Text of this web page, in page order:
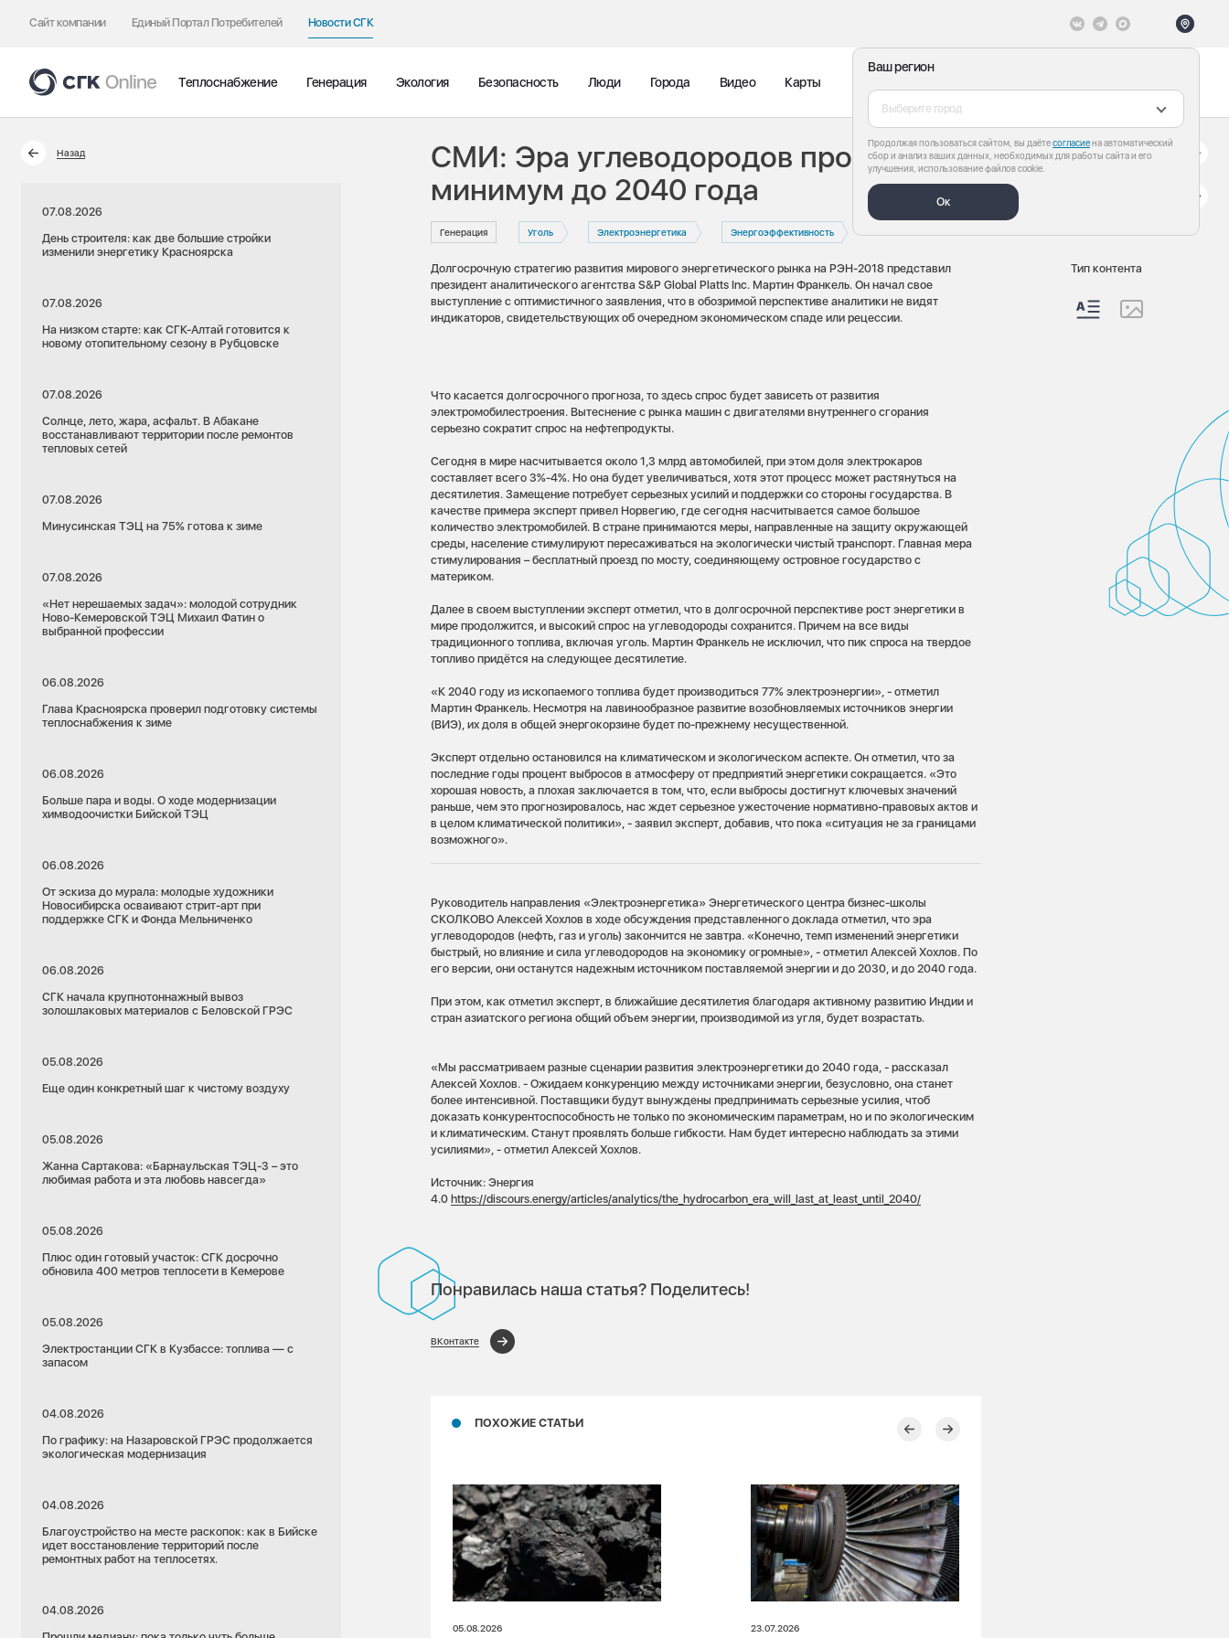
Сайт компании Единый Портал Потребителей Новости СГК
Ваш регион
Выберите город
Продолжая пользоваться сайтом, вы даётесогласиена автоматический
сбор и анализ ваших данных, необходимых для работы сайта и его
улучшения, использование файлов cookie.
Ок
Теплоснабжение Генерация Экология Безопасность Люди Города Видео Карты
Назад
07.08.2026
День строителя: как две большие стройки
изменили энергетику Красноярска
07.08.2026
На низком старте: как СГК-Алтай готовится к
новому отопительному сезону в Рубцовске
07.08.2026
Солнце, лето, жара, асфальт. В Абакане
восстанавливают территории после ремонтов
тепловых сетей
07.08.2026
Минусинская ТЭЦ на 75% готова к зиме
07.08.2026
«Нет нерешаемых задач»: молодой сотрудник
Ново-Кемеровской ТЭЦ Михаил Фатин о
выбранной профессии
06.08.2026
Глава Красноярска проверил подготовку системы
теплоснабжения к зиме
06.08.2026
Больше пара и воды. О ходе модернизации
химводоочистки Бийской ТЭЦ
06.08.2026
От эскиза до мурала: молодые художники
Новосибирска осваивают стрит-арт при
поддержке СГК и Фонда Мельниченко
06.08.2026
СГК начала крупнотоннажный вывоз
золошлаковых материалов с Беловской ГРЭС
05.08.2026
Еще один конкретный шаг к чистому воздуху
05.08.2026
Жанна Сартакова: «Барнаульская ТЭЦ-3 – это
любимая работа и эта любовь навсегда»
05.08.2026
Плюс один готовый участок: СГК досрочно
обновила 400 метров теплосети в Кемерове
05.08.2026
Электростанции СГК в Кузбассе: топлива — с
запасом
04.08.2026
По графику: на Назаровской ГРЭС продолжается
экологическая модернизация
04.08.2026
Благоустройство на месте раскопок: как в Бийске
идет восстановление территорий после
ремонтных работ на теплосетях.
04.08.2026
СМИ: Эра углеводородов продлится
минимум до 2040 года
Генерация Уголь Электроэнергетика Энергоэффективность
Долгосрочную стратегию развития мирового энергетического рынка на РЭН-2018 представил
президент аналитического агентства S&P Global Platts Inc. Мартин Франкель. Он начал свое
выступление с оптимистичного заявления, что в обозримой перспективе аналитики не видят
индикаторов, свидетельствующих об очередном экономическом спаде или рецессии.
Что касается долгосрочного прогноза, то здесь спрос будет зависеть от развития
электромобилестроения. Вытеснение с рынка машин с двигателями внутреннего сгорания
серьезно сократит спрос на нефтепродукты.
Сегодня в мире насчитывается около 1,3 млрд автомобилей, при этом доля электрокаров
составляет всего 3%-4%. Но она будет увеличиваться, хотя этот процесс может растянуться на
десятилетия. Замещение потребует серьезных усилий и поддержки со стороны государства. В
качестве примера эксперт привел Норвегию, где сегодня насчитывается самое большое
количество электромобилей. В стране принимаются меры, направленные на защиту окружающей
среды, население стимулируют пересаживаться на экологически чистый транспорт. Главная мера
стимулирования – бесплатный проезд по мосту, соединяющему островное государство с
материком.
Далее в своем выступлении эксперт отметил, что в долгосрочной перспективе рост энергетики в
мире продолжится, и высокий спрос на углеводороды сохранится. Причем на все виды
традиционного топлива, включая уголь. Мартин Франкель не исключил, что пик спроса на твердое
топливо придётся на следующее десятилетие.
«К 2040 году из ископаемого топлива будет производиться 77% электроэнергии», - отметил
Мартин Франкель. Несмотря на лавинообразное развитие возобновляемых источников энергии
(ВИЭ), их доля в общей энергокорзине будет по-прежнему несущественной.
Эксперт отдельно остановился на климатическом и экологическом аспекте. Он отметил, что за
последние годы процент выбросов в атмосферу от предприятий энергетики сокращается. «Это
хорошая новость, а плохая заключается в том, что, если выбросы достигнут ключевых значений
раньше, чем это прогнозировалось, нас ждет серьезное ужесточение нормативно-правовых актов и
в целом климатической политики», - заявил эксперт, добавив, что пока «ситуация не за границами
возможного».
Руководитель направления «Электроэнергетика» Энергетического центра бизнес-школы
СКОЛКОВО Алексей Хохлов в ходе обсуждения представленного доклада отметил, что эра
углеводородов (нефть, газ и уголь) закончится не завтра. «Конечно, темп изменений энергетики
быстрый, но влияние и сила углеводородов на экономику огромные», - отметил Алексей Хохлов. По
его версии, они останутся надежным источником поставляемой энергии и до 2030, и до 2040 года.
При этом, как отметил эксперт, в ближайшие десятилетия благодаря активному развитию Индии и
стран азиатского региона общий объем энергии, производимой из угля, будет возрастать.
«Мы рассматриваем разные сценарии развития электроэнергетики до 2040 года, - рассказал
Алексей Хохлов. - Ожидаем конкуренцию между источниками энергии, безусловно, она станет
более интенсивной. Поставщики будут вынуждены предпринимать серьезные усилия, чтоб
доказать конкурентоспособность не только по экономическим параметрам, но и по экологическим
и климатическим. Станут проявлять больше гибкости. Нам будет интересно наблюдать за этими
усилиями», - отметил Алексей Хохлов.
Источник: Энергия
4.0 https://discours.energy/articles/analytics/the_hydrocarbon_era_will_last_at_least_until_2040/
Понравилась наша статья? Поделитесь!
ВКонтакте
ПОХОЖИЕ СТАТЬИ
05.08.2026
23.07.2026
Тип контента